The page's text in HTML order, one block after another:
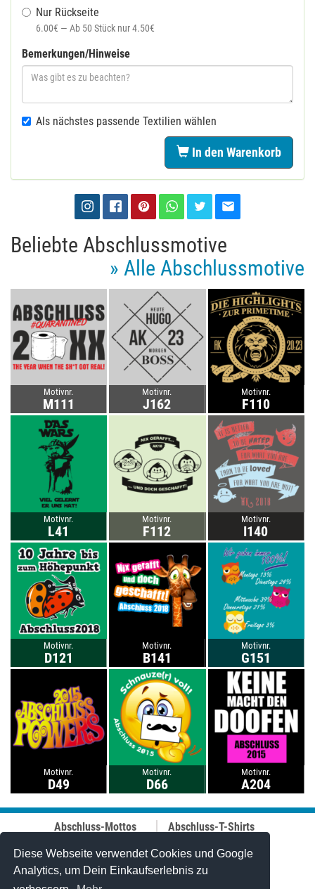
Diese Webseite verwendet Cookies und Google
Analytics, um Dein Einkaufserlebnis zu
Nur Rückseite
6.00€ — Ab 50 Stück nur 4.50€
Bemerkungen/Hinweise
Als nächstes passende Textilien wählen
In den Warenkorb
Beliebte Abschlussmotive
» Alle Abschlussmotive
Motivnr.
M111
Motivnr.
J162
Motivnr.
F110
Motivnr.
L41
Motivnr.
F112
Motivnr.
I140
Motivnr.
D121
Motivnr.
B141
Motivnr.
G151
Motivnr.
D49
Motivnr.
D66
Motivnr.
A204
Abschluss-Mottos
Abi-Mottos
Lehrer-Motive
Abschluss-T-Shirts
Best-Price-
Abschlussshirts